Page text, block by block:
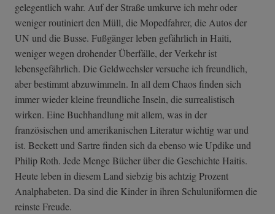
gelegentlich wahr. Auf der Straße umkurve ich mehr oder
weniger routiniert den Müll, die Mopedfahrer, die Autos der
UN und die Busse. Fußgänger leben gefährlich in Haiti,
weniger wegen drohender Überfälle, der Verkehr ist
lebensgefährlich. Die Geldwechsler versuche ich freundlich,
aber bestimmt abzuwimmeln. In all dem Chaos finden sich
immer wieder kleine freundliche Inseln, die surrealistisch
wirken. Eine Buchhandlung mit allem, was in der
französischen und amerikanischen Literatur wichtig war und
ist. Beckett und Sartre finden sich da ebenso wie Updike und
Philip Roth. Jede Menge Bücher über die Geschichte Haitis.
Heute leben in diesem Land siebzig bis achtzig Prozent
Analphabeten. Da sind die Kinder in ihren Schuluniformen die
reinste Freude.